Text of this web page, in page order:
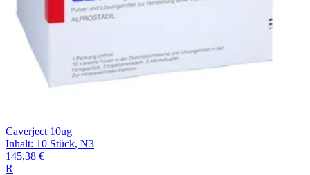
Caverject 10ug
Inhalt: 10 Stück, N3
145,38 €
R